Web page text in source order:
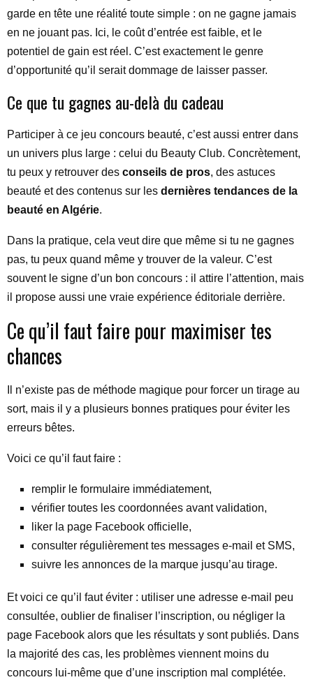
garde en tête une réalité toute simple : on ne gagne jamais
en ne jouant pas. Ici, le coût d’entrée est faible, et le
potentiel de gain est réel. C’est exactement le genre
d’opportunité qu’il serait dommage de laisser passer.
Ce que tu gagnes au-delà du cadeau
Participer à ce jeu concours beauté, c’est aussi entrer dans
un univers plus large : celui du Beauty Club. Concrètement,
tu peux y retrouver des conseils de pros, des astuces
beauté et des contenus sur les dernières tendances de la
beauté en Algérie.
Dans la pratique, cela veut dire que même si tu ne gagnes
pas, tu peux quand même y trouver de la valeur. C’est
souvent le signe d’un bon concours : il attire l’attention, mais
il propose aussi une vraie expérience éditoriale derrière.
Ce qu’il faut faire pour maximiser tes
chances
Il n’existe pas de méthode magique pour forcer un tirage au
sort, mais il y a plusieurs bonnes pratiques pour éviter les
erreurs bêtes.
Voici ce qu’il faut faire :
remplir le formulaire immédiatement,
vérifier toutes les coordonnées avant validation,
liker la page Facebook officielle,
consulter régulièrement tes messages e-mail et SMS,
suivre les annonces de la marque jusqu’au tirage.
Et voici ce qu’il faut éviter : utiliser une adresse e-mail peu
consultée, oublier de finaliser l’inscription, ou négliger la
page Facebook alors que les résultats y sont publiés. Dans
la majorité des cas, les problèmes viennent moins du
concours lui-même que d’une inscription mal complétée.